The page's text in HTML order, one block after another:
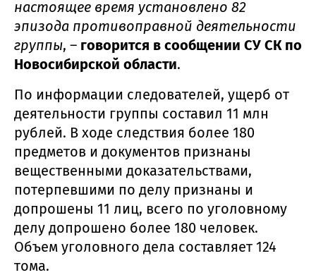
настоящее время установлено 82
эпизода противоправной деятельности
группы, – говорится в сообщении СУ СК по
Новосибирской области.
По информации следователей, ущерб от
деятельности группы составил 11 млн
рублей. В ходе следствия более 180
предметов и документов признаны
вещественными доказательствами,
потерпевшими по делу признаны и
допрошены 11 лиц, всего по уголовному
делу допрошено более 180 человек.
Объем уголовного дела составляет 124
тома.